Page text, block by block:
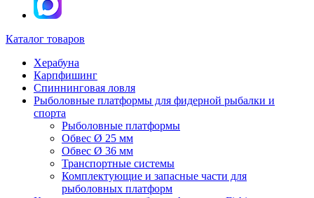
Каталог товаров
Херабуна
Карпфишинг
Спиннинговая ловля
Рыболовные платформы для фидерной рыбалки и
спорта
Рыболовные платформы
Обвес Ø 25 мм
Обвес Ø 36 мм
Транспортные системы
Комплектующие и запасные части для
рыболовных платформ